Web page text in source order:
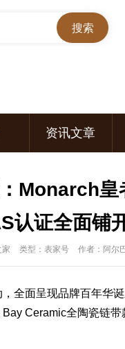
资讯文章
Monarch皇
认证全面铺
家 类型：表家号 作者：阿尔
全面呈现品牌百年华
Ceramic全陶瓷链带